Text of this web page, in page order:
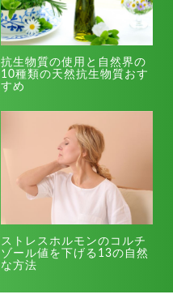
抗生物質の使用と自然界の
10種類の天然抗生物質おす
すめ
ストレスホルモンのコルチ
ゾール値を下げる13の自然
な方法